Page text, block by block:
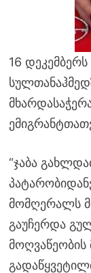
16
“ჯაბა
მომღერალს
გაუჩერდა
მოღვაწეობის